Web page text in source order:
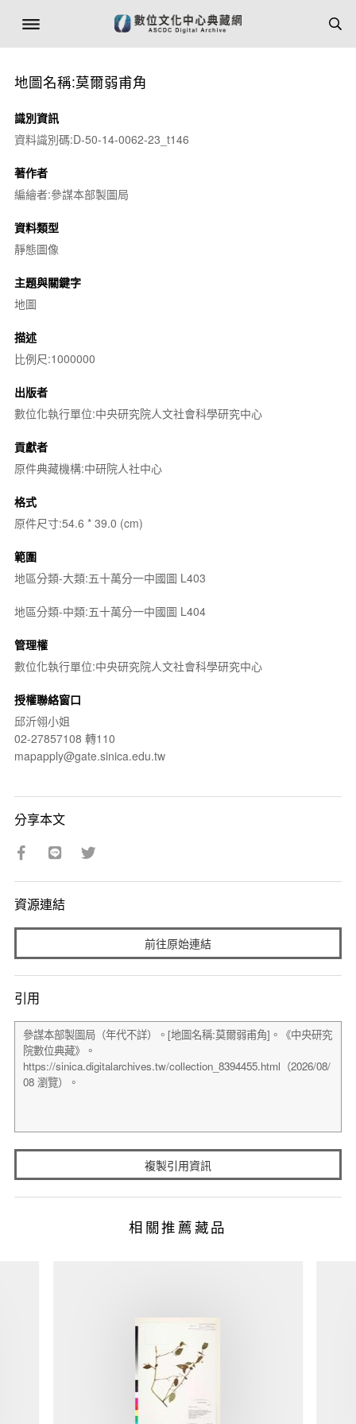
地圖名稱:莫爾弱甫角
識別資訊
資料識別碼:D-50-14-0062-23_t146
著作者
編繪者:參謀本部製圖局
資料類型
靜態圖像
主題與關鍵字
地圖
描述
比例尺:1000000
出版者
數位化執行單位:中央研究院人文社會科學研究中心
貢獻者
原件典藏機構:中研院人社中心
格式
原件尺寸:54.6 * 39.0 (cm)
範圍
地區分類-大類:五十萬分一中國圖 L403
地區分類-中類:五十萬分一中國圖 L404
管理權
數位化執行單位:中央研究院人文社會科學研究中心
授權聯絡窗口
邱沂翎小姐
02-27857108 轉110
mapapply@gate.sinica.edu.tw
分享本文
資源連結
前往原始連結
引用
複製引用資訊
相關推薦藏品